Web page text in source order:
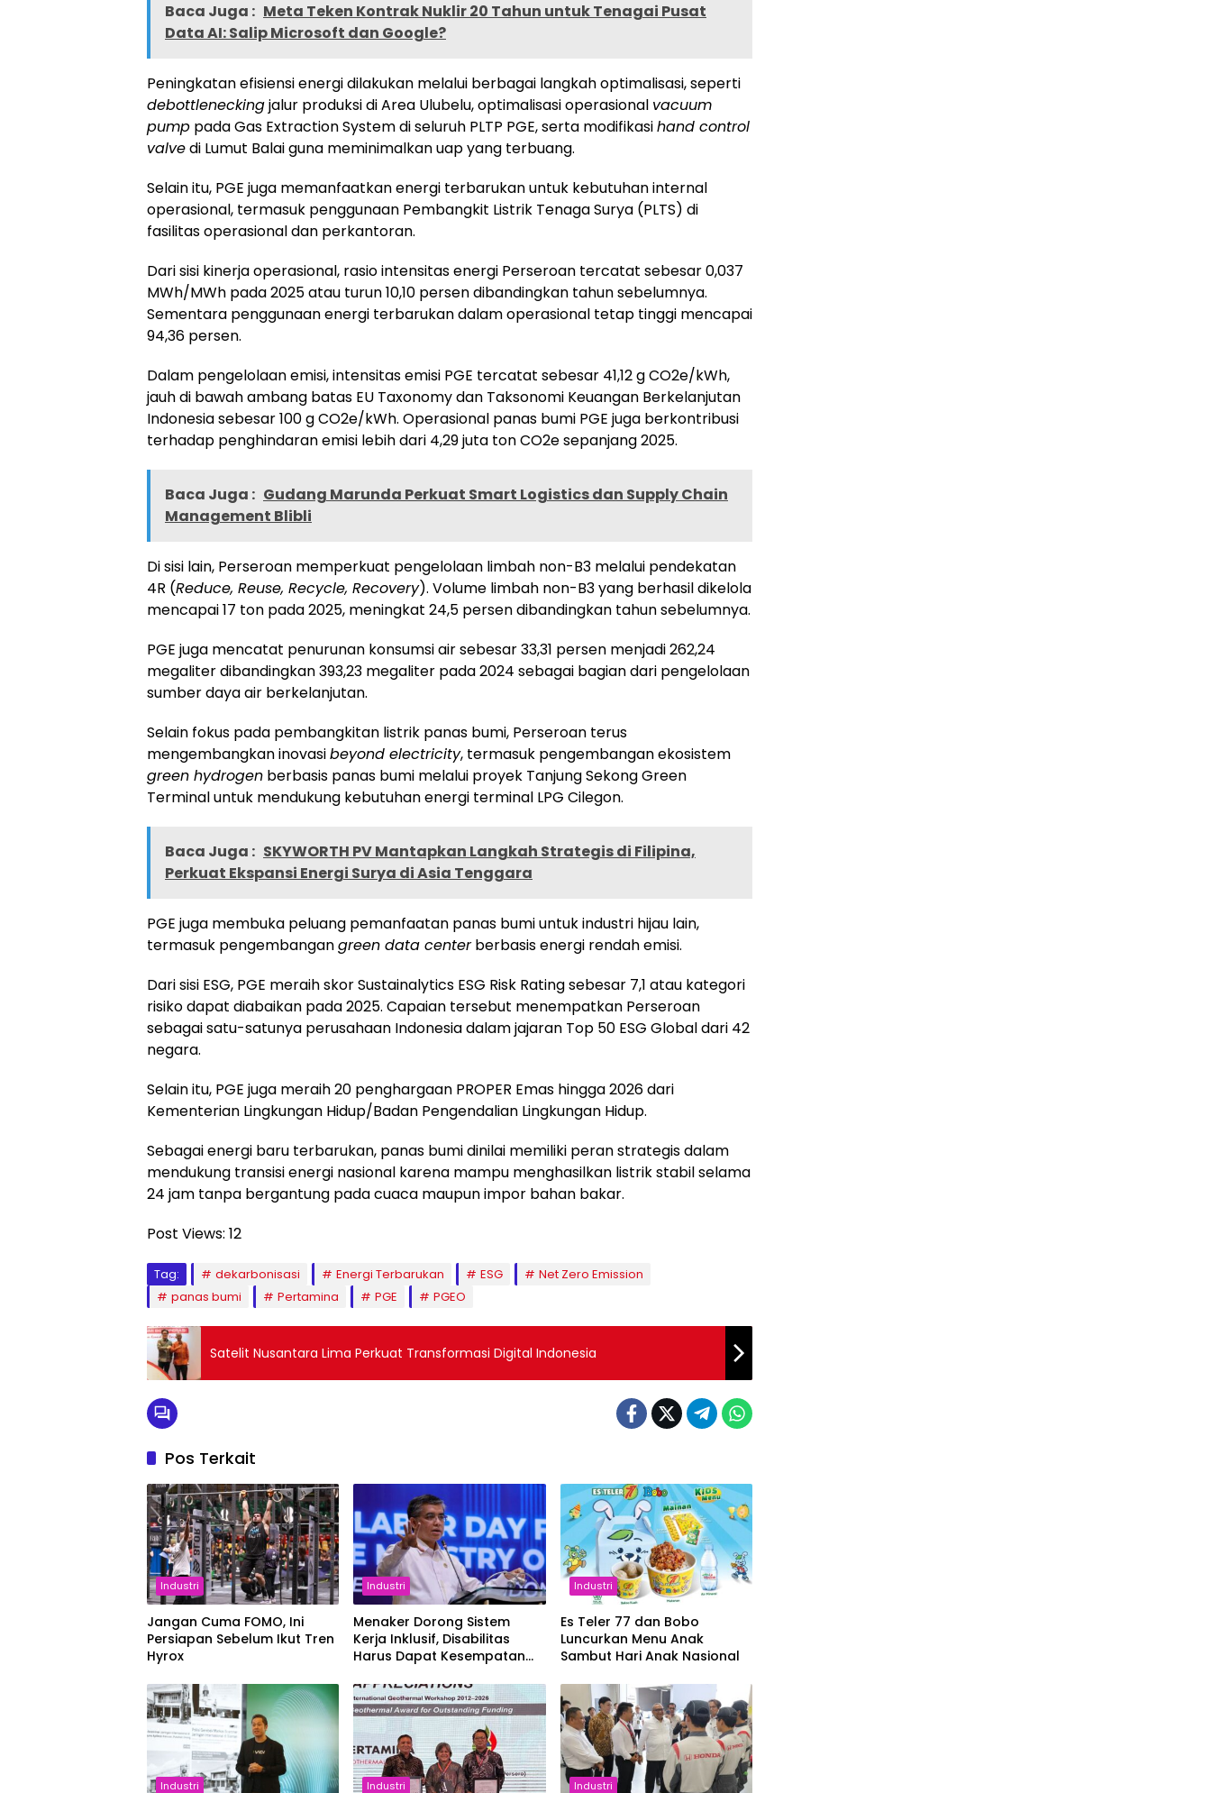
Baca Juga : Meta Teken Kontrak Nuklir 20 Tahun untuk Tenagai Pusat
Data AI: Salip Microsoft dan Google?
Peningkatan efisiensi energi dilakukan melalui berbagai langkah optimalisasi, seperti
debottleneckingjalur produksi di Area Ulubelu, optimalisasi operasional vacuum
pump pada Gas Extraction System di seluruh PLTP PGE, serta modifikasihand control
valvedi Lumut Balai guna meminimalkan uap yang terbuang.
Selain itu, PGE juga memanfaatkan energi terbarukan untuk kebutuhan internal
operasional, termasuk penggunaan Pembangkit Listrik Tenaga Surya (PLTS) di
fasilitas operasional dan perkantoran.
Dari sisi kinerja operasional, rasio intensitas energi Perseroan tercatat sebesar 0,037
MWh/MWh pada 2025 atau turun 10,10 persen dibandingkan tahun sebelumnya.
Sementara penggunaan energi terbarukan dalam operasional tetap tinggi mencapai
94,36 persen.
Dalam pengelolaan emisi, intensitas emisi PGE tercatat sebesar 41,12 g CO2e/kWh,
jauh di bawah ambang batas EU Taxonomy dan Taksonomi Keuangan Berkelanjutan
Indonesia sebesar 100 g CO2e/kWh. Operasional panas bumi PGE juga berkontribusi
terhadap penghindaran emisi lebih dari 4,29 juta ton CO2e sepanjang 2025.
Baca Juga : Gudang Marunda Perkuat Smart Logistics dan Supply Chain
Management Blibli
Di sisi lain, Perseroan memperkuat pengelolaan limbah non-B3 melalui pendekatan
4R (Reduce, Reuse, Recycle, Recovery). Volume limbah non-B3 yang berhasil dikelola
mencapai 17 ton pada 2025, meningkat 24,5 persen dibandingkan tahun sebelumnya.
PGE juga mencatat penurunan konsumsi air sebesar 33,31 persen menjadi 262,24
megaliter dibandingkan 393,23 megaliter pada 2024 sebagai bagian dari pengelolaan
sumber daya air berkelanjutan.
Selain fokus pada pembangkitan listrik panas bumi, Perseroan terus
mengembangkan inovasibeyond electricity, termasuk pengembangan ekosistem
green hydrogen berbasis panas bumi melalui proyek Tanjung Sekong Green
Terminal untuk mendukung kebutuhan energi terminal LPG Cilegon.
Baca Juga : SKYWORTH PV Mantapkan Langkah Strategis di Filipina,
Perkuat Ekspansi Energi Surya di Asia Tenggara
PGE juga membuka peluang pemanfaatan panas bumi untuk industri hijau lain,
termasuk pengembangangreen data centerberbasis energi rendah emisi.
Dari sisi ESG, PGE meraih skor Sustainalytics ESG Risk Rating sebesar 7,1 atau kategori
risiko dapat diabaikan pada 2025. Capaian tersebut menempatkan Perseroan
sebagai satu-satunya perusahaan Indonesia dalam jajaran Top 50 ESG Global dari 42
negara.
Selain itu, PGE juga meraih 20 penghargaan PROPER Emas hingga 2026 dari
Kementerian Lingkungan Hidup/Badan Pengendalian Lingkungan Hidup.
Sebagai energi baru terbarukan, panas bumi dinilai memiliki peran strategis dalam
mendukung transisi energi nasional karena mampu menghasilkan listrik stabil selama
24 jam tanpa bergantung pada cuaca maupun impor bahan bakar.
Post Views: 12
Tag: dekarbonisasi Energi Terbarukan ESG
Net Zero Emission
panas bumi
Pertamina PGE PGEO
Satelit Nusantara Lima Perkuat Transformasi Digital Indonesia
Pos Terkait
Industri
Jangan Cuma FOMO, Ini
Persiapan Sebelum Ikut Tren
Hyrox
Industri
Menaker Dorong Sistem
Kerja Inklusif, Disabilitas
Harus Dapat Kesempatan
Industri
Es Teler 77 dan Bobo
Luncurkan Menu Anak
Sambut Hari Anak Nasional
Industri Industri Industri